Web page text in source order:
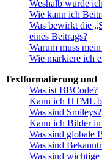
Weshalb wurde
Wie kann ich
Was bewirkt die
eines Beitrags?
Warum muss
Wie markiere ich
Textformatierung und
Was ist BBCode?
Kann ich HTML
Was sind Smileys?
Kann ich Bilder in
Was sind globale
Was sind
Was sind wichtige